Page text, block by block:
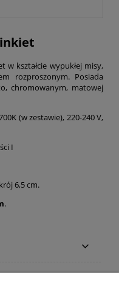
kształcie wypukłej misy,
rozproszonym. Posiada
chromowanym, matowej
(w zestawie), 220-240 V,
I
6,5 cm.
.